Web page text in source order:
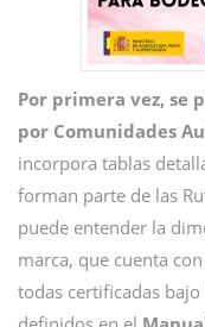
Por primera vez, se
por Comunidades
incorpora tablas
forman parte de las
puede entender la
marca, que cuenta con
todas certificadas